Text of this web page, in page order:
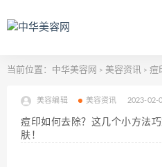
当前位置： 中华美容网 > 美容资讯 > 痘印
美容编辑 美容资讯 2023-02-
痘印如何去除？这几个小方法
肤！